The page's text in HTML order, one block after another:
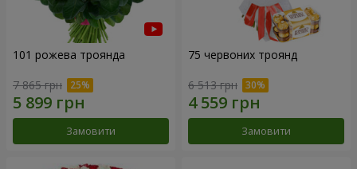
101 рожева троянда
7 865 грн
Замовити
75 червоних троянд
6 513 грн
Замовити